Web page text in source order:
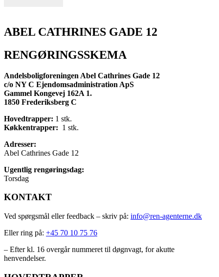
ABEL CATHRINES GADE 12
RENGØRINGSSKEMA
Andelsboligforeningen Abel Cathrines Gade 12
c/o NY C Ejendomsadministration ApS
Gammel Kongevej 162A 1.
1850 Frederiksberg C
Hovedtrapper: 1 stk.
Køkkentrapper: 1 stk.
Adresser:
Abel Cathrines Gade 12
Ugentlig rengøringsdag:
Torsdag
KONTAKT
Ved spørgsmål eller feedback – skriv på: info@ren-agenterne.dk
Eller ring på: +45 70 10 75 76
– Efter kl. 16 overgår nummeret til døgnvagt, for akutte
henvendelser.